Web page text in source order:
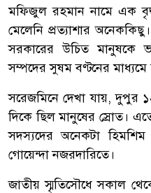
মফিজুল রহমান নামে এক
মেলেনি প্রত্যাশার
সরকারের উচিত মানুষকে
সম্পদের সুষম বণ্টনের
সরেজমিনে দেখা যায়, দুপুর
দিকে ছিল মানুষের স্রোত।
সদস্যদের অনেকটা
গোয়েন্দা নজরদারিতে।
জাতীয় স্মৃতিসৌধে সকাল